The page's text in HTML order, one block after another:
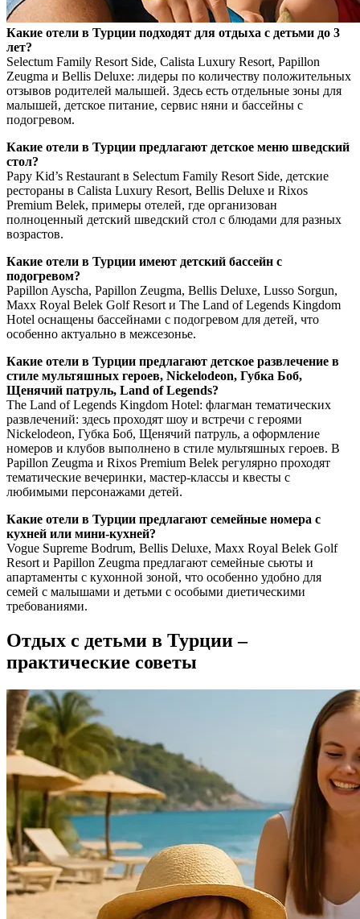
Какие отели в Турции подходят для отдыха с детьми до 3
лет?
Selectum Family Resort Side, Calista Luxury Resort, Papillon
Zeugma и Bellis Deluxe: лидеры по количеству положительных
отзывов родителей малышей. Здесь есть отдельные зоны для
малышей, детское питание, сервис няни и бассейны с
подогревом.
Какие отели в Турции предлагают детское меню шведский
стол?
Papy Kid’s Restaurant в Selectum Family Resort Side, детские
рестораны в Calista Luxury Resort, Bellis Deluxe и Rixos
Premium Belek, примеры отелей, где организован
полноценный детский шведский стол с блюдами для разных
возрастов.
Какие отели в Турции имеют детский бассейн с
подогревом?
Papillon Ayscha, Papillon Zeugma, Bellis Deluxe, Lusso Sorgun,
Maxx Royal Belek Golf Resort и The Land of Legends Kingdom
Hotel оснащены бассейнами с подогревом для детей, что
особенно актуально в межсезонье.
Какие отели в Турции предлагают детское развлечение в
стиле мультяшных героев, Nickelodeon, Губка Боб,
Щенячий патруль, Land of Legends?
The Land of Legends Kingdom Hotel: флагман тематических
развлечений: здесь проходят шоу и встречи с героями
Nickelodeon, Губка Боб, Щенячий патруль, а оформление
номеров и клубов выполнено в стиле мультяшных героев. В
Papillon Zeugma и Rixos Premium Belek регулярно проходят
тематические вечеринки, мастер-классы и квесты с
любимыми персонажами детей.
Какие отели в Турции предлагают семейные номера с
кухней или мини-кухней?
Vogue Supreme Bodrum, Bellis Deluxe, Maxx Royal Belek Golf
Resort и Papillon Zeugma предлагают семейные сьюты и
апартаменты с кухонной зоной, что особенно удобно для
семей с малышами и детьми с особыми диетическими
требованиями.
Отдых с детьми в Турции –
практические советы